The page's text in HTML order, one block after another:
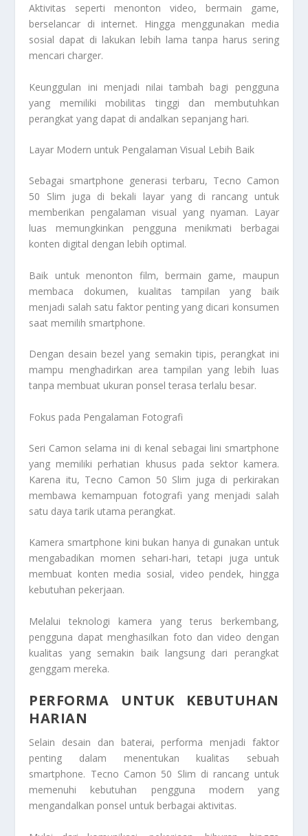
Aktivitas seperti menonton video, bermain game,
berselancar di internet. Hingga menggunakan media
sosial dapat di lakukan lebih lama tanpa harus sering
mencari charger.
Keunggulan ini menjadi nilai tambah bagi pengguna
yang memiliki mobilitas tinggi dan membutuhkan
perangkat yang dapat di andalkan sepanjang hari.
Layar Modern untuk Pengalaman Visual Lebih Baik
Sebagai smartphone generasi terbaru, Tecno Camon
50 Slim juga di bekali layar yang di rancang untuk
memberikan pengalaman visual yang nyaman. Layar
luas memungkinkan pengguna menikmati berbagai
konten digital dengan lebih optimal.
Baik untuk menonton film, bermain game, maupun
membaca dokumen, kualitas tampilan yang baik
menjadi salah satu faktor penting yang dicari konsumen
saat memilih smartphone.
Dengan desain bezel yang semakin tipis, perangkat ini
mampu menghadirkan area tampilan yang lebih luas
tanpa membuat ukuran ponsel terasa terlalu besar.
Fokus pada Pengalaman Fotografi
Seri Camon selama ini di kenal sebagai lini smartphone
yang memiliki perhatian khusus pada sektor kamera.
Karena itu, Tecno Camon 50 Slim juga di perkirakan
membawa kemampuan fotografi yang menjadi salah
satu daya tarik utama perangkat.
Kamera smartphone kini bukan hanya di gunakan untuk
mengabadikan momen sehari-hari, tetapi juga untuk
membuat konten media sosial, video pendek, hingga
kebutuhan pekerjaan.
Melalui teknologi kamera yang terus berkembang,
pengguna dapat menghasilkan foto dan video dengan
kualitas yang semakin baik langsung dari perangkat
genggam mereka.
PERFORMA UNTUK KEBUTUHAN
HARIAN
Selain desain dan baterai, performa menjadi faktor
penting dalam menentukan kualitas sebuah
smartphone. Tecno Camon 50 Slim di rancang untuk
memenuhi kebutuhan pengguna modern yang
mengandalkan ponsel untuk berbagai aktivitas.